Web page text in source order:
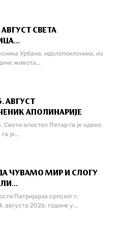
СВЕТА
Урбана, идолопоклоника, из
живота...
АВГУСТ
АПОЛИНАРИЈЕ
Свети апостол Петар га је одвео
је...
ЧУВАМО МИР И СЛОГУ
Патријарха српског г.
августа 2026. године у...